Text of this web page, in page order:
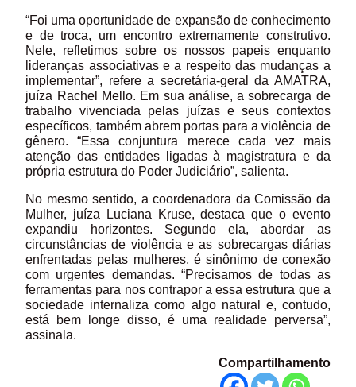
“Foi uma oportunidade de expansão de conhecimento
e de troca, um encontro extremamente construtivo.
Nele, refletimos sobre os nossos papeis enquanto
lideranças associativas e a respeito das mudanças a
implementar”, refere a secretária-geral da AMATRA,
juíza Rachel Mello. Em sua análise, a sobrecarga de
trabalho vivenciada pelas juízas e seus contextos
específicos, também abrem portas para a violência de
gênero. “Essa conjuntura merece cada vez mais
atenção das entidades ligadas à magistratura e da
própria estrutura do Poder Judiciário”, salienta.
No mesmo sentido, a coordenadora da Comissão da
Mulher, juíza Luciana Kruse, destaca que o evento
expandiu horizontes. Segundo ela, abordar as
circunstâncias de violência e as sobrecargas diárias
enfrentadas pelas mulheres, é sinônimo de conexão
com urgentes demandas. “Precisamos de todas as
ferramentas para nos contrapor a essa estrutura que a
sociedade internaliza como algo natural e, contudo,
está bem longe disso, é uma realidade perversa”,
assinala.
Compartilhamento